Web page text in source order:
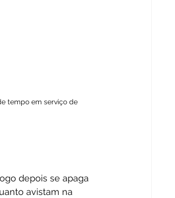
tempo em serviço de
depois se apaga
avistam na